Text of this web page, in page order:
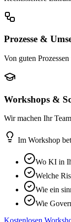
Prozesse &
Von guten
Workshops &
Wir machen Ihr
Im Workshop
Wo KI in
Welche
Wie ein
Wie